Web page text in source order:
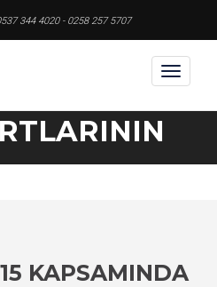
344 4020 - 0258 257 5707
Toggle
KAPSAMINDA